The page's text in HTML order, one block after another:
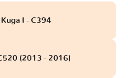
I - C394
(2013 - 2016)